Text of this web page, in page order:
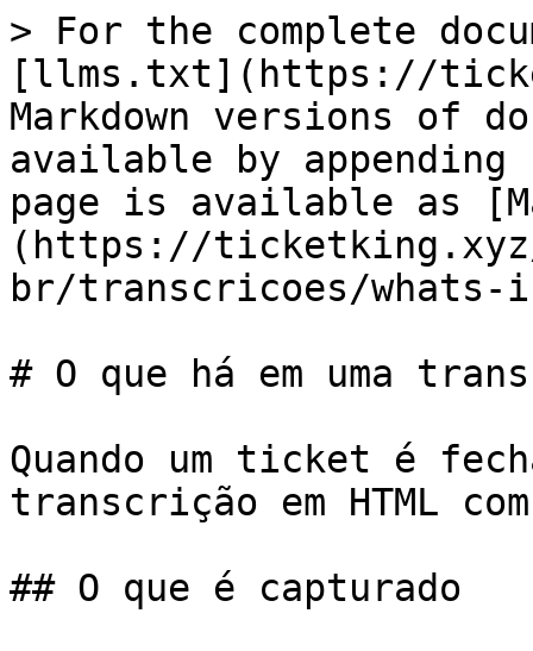
> For the complete
[llms.txt](https://
Markdown versions of
available by
page is available as
(https://
br/transcricoes/
# O que há em uma
Quando um ticket é
transcrição em HTML
## O que é capturado